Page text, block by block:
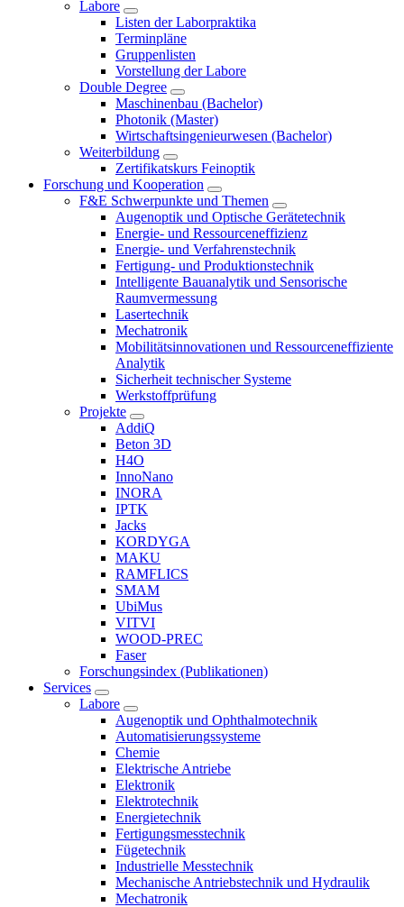
Labore
Listen der Laborpraktika
Terminpläne
Gruppenlisten
Vorstellung der Labore
Double Degree
Maschinenbau (Bachelor)
Photonik (Master)
Wirtschaftsingenieurwesen (Bachelor)
Weiterbildung
Zertifikatskurs Feinoptik
Forschung und Kooperation
F&E Schwerpunkte und Themen
Augenoptik und Optische Gerätetechnik
Energie- und Ressourceneffizienz
Energie- und Verfahrenstechnik
Fertigung- und Produktionstechnik
Intelligente Bauanalytik und Sensorische
Raumvermessung
Lasertechnik
Mechatronik
Mobilitätsinnovationen und Ressourceneffiziente
Analytik
Sicherheit technischer Systeme
Werkstoffprüfung
Projekte
AddiQ
Beton 3D
H4O
InnoNano
INORA
IPTK
Jacks
KORDYGA
MAKU
RAMFLICS
SMAM
UbiMus
VITVI
WOOD-PREC
Faser
Forschungsindex (Publikationen)
Services
Labore
Augenoptik und Ophthalmotechnik
Automatisierungssysteme
Chemie
Elektrische Antriebe
Elektronik
Elektrotechnik
Energietechnik
Fertigungsmesstechnik
Fügetechnik
Industrielle Messtechnik
Mechanische Antriebstechnik und Hydraulik
Mechatronik